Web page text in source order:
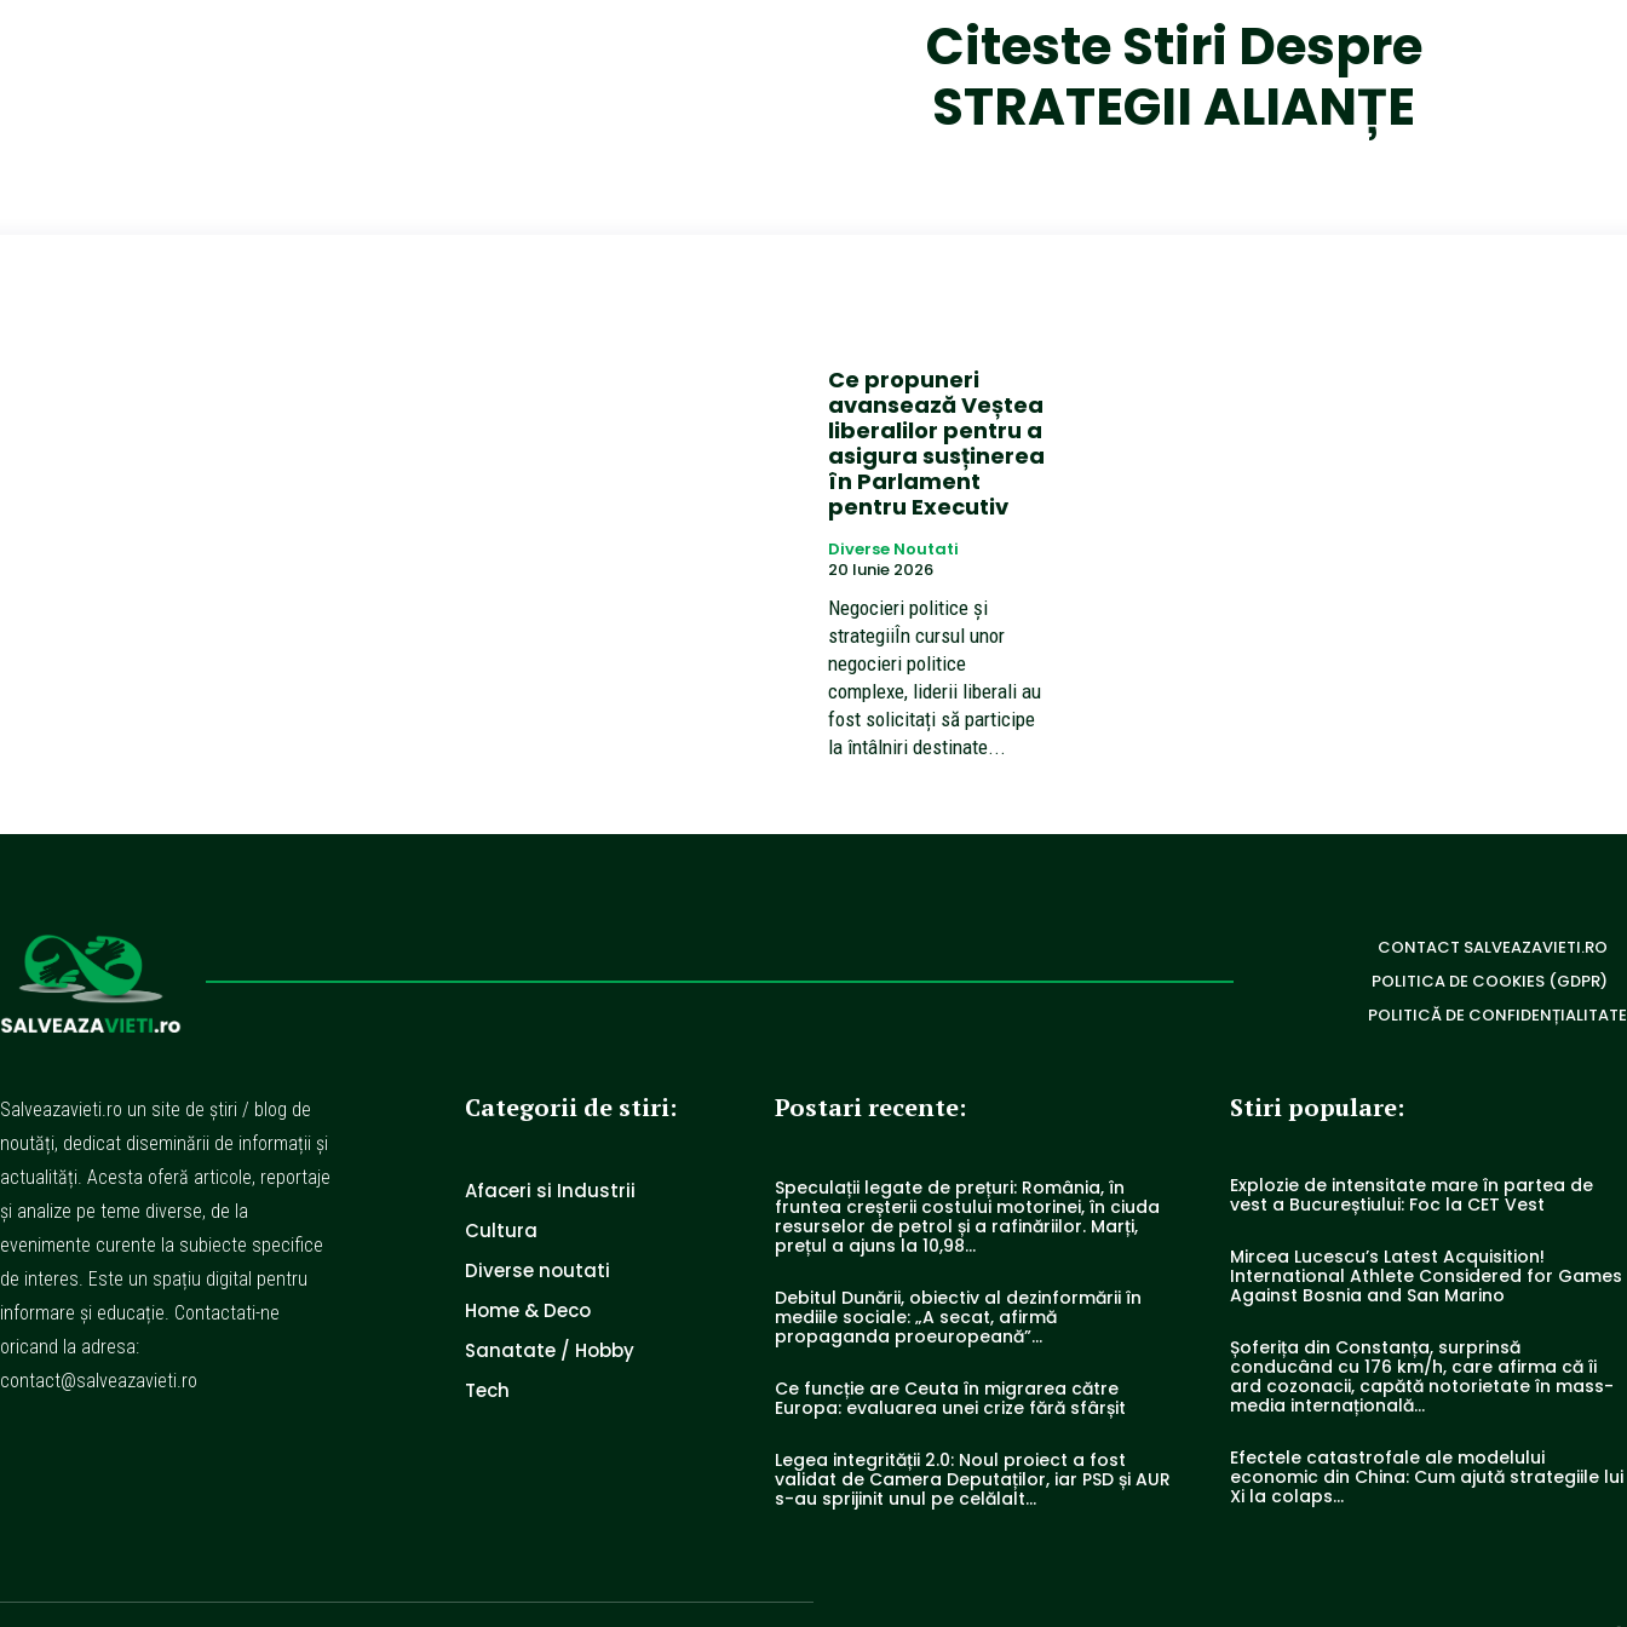
Citeste Stiri Despre
STRATEGII ALIANȚE
Ce propuneri
avansează Veștea
liberalilor pentru a
asigura susținerea
în Parlament
pentru Executiv
Diverse Noutati
20 Iunie 2026
Negocieri politice și
strategiiÎn cursul unor
negocieri politice
complexe, liderii liberali au
fost solicitați să participe
la întâlniri destinate...
CONTACT SALVEAZAVIETI.RO
POLITICA DE COOKIES (GDPR)
POLITICĂ DE CONFIDENȚIALITATE
Salveazavieti.ro un site de știri / blog de
noutăți, dedicat diseminării de informații și
actualități. Acesta oferă articole, reportaje
și analize pe teme diverse, de la
evenimente curente la subiecte specifice
de interes. Este un spațiu digital pentru
informare și educație. Contactati-ne
oricand la adresa:
contact@salveazavieti.ro
Categorii de stiri:
Afaceri si Industrii
Cultura
Diverse noutati
Home & Deco
Sanatate / Hobby
Tech
Postari recente:
Speculații legate de prețuri: România, în
fruntea creșterii costului motorinei, în ciuda
resurselor de petrol și a rafinăriilor. Marți,
prețul a ajuns la 10,98...
Debitul Dunării, obiectiv al dezinformării în
mediile sociale: „A secat, afirmă
propaganda proeuropeană”…
Ce funcție are Ceuta în migrarea către
Europa: evaluarea unei crize fără sfârșit
Legea integrității 2.0: Noul proiect a fost
validat de Camera Deputaților, iar PSD și AUR
s-au sprijinit unul pe celălalt…
Stiri populare:
Explozie de intensitate mare în partea de
vest a Bucureștiului: Foc la CET Vest
Mircea Lucescu’s Latest Acquisition!
International Athlete Considered for Games
Against Bosnia and San Marino
Șoferița din Constanța, surprinsă
conducând cu 176 km/h, care afirma că îi
ard cozonacii, capătă notorietate în mass-
media internațională…
Efectele catastrofale ale modelului
economic din China: Cum ajută strategiile lui
Xi la colaps…